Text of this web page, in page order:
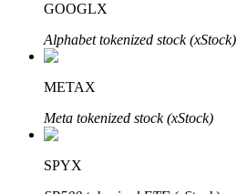
Bitrue
GOOGLX
Alphabet tokenized stock (xStock)
METAX
Meta tokenized stock (xStock)
SPYX